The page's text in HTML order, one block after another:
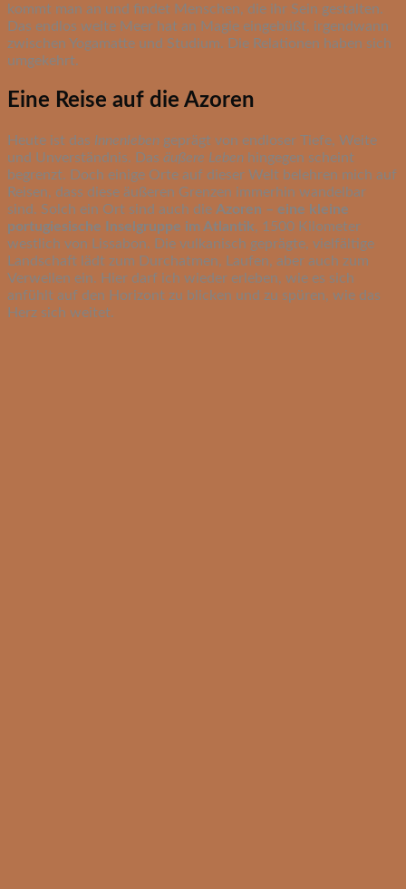
kommt man an und findet Menschen, die ihr Sein gestalten.
Das endlos weite Meer hat an Magie eingebüßt, irgendwann
zwischen Yogamatte und Studium. Die Relationen haben sich
umgekehrt.
Eine Reise auf die Azoren
Heute ist das Innenleben geprägt von endloser Tiefe, Weite
und Unverständnis. Das äußere Leben hingegen scheint
begrenzt. Doch einige Orte auf dieser Welt belehren mich auf
Reisen, dass diese äußeren Grenzen immerhin wandelbar
sind. Solch ein Ort sind auch die Azoren – eine kleine
portugiesische Inselgruppe im Atlantik, 1500 Kilometer
westlich von Lissabon. Die vulkanisch geprägte, vielfältige
Landschaft lädt zum Durchatmen, Laufen, aber auch zum
Verweilen ein. Hier darf ich wieder erleben, wie es sich
anfühlt auf den Horizont zu blicken und zu spüren, wie das
Herz sich weitet.